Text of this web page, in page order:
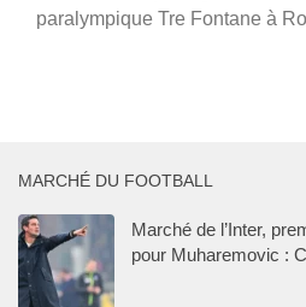
paralympique Tre Fontane à
MARCHÉ DU FOOTBALL
Marché de l’Inter,
pour Muharemovic :